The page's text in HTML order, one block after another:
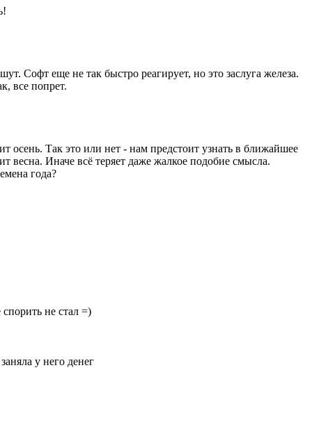
Софт еще не так быстро реагирует, но это заслуга железа.
все попрет.
осень. Так это или нет - нам предстоит узнать в ближайшее
весна. Иначе всё теряет даже жалкое подобие смысла.
года?
не стал =)
у него денег